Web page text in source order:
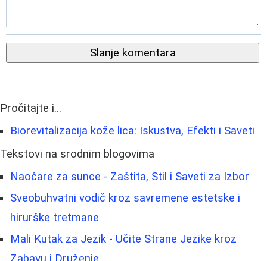
Slanje komentara
Pročitajte i...
Biorevitalizacija kože lica: Iskustva, Efekti i Saveti
Tekstovi na srodnim blogovima
Naočare za sunce - Zaštita, Stil i Saveti za Izbor
Sveobuhvatni vodič kroz savremene estetske i
hirurške tretmane
Mali Kutak za Jezik - Učite Strane Jezike kroz
Zabavu i Druženje